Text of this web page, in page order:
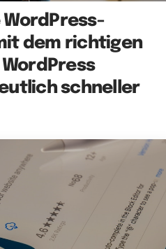
WordPress-
dem richtigen
schneller